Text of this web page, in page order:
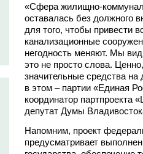
«Сфера жилищно-
оставалась без должного
для того, чтобы привести
канализационные
негодность меняют. Мы
это не просто слова.
значительные средства на
в этом – партии «Единая
координатор партпроекта
депутат Думы
Напомним, проект
предусматривает